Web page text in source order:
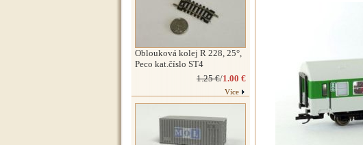
Oblouková kolej R 228, 25°,
Peco kat.číslo ST4
1.25 €/1.00 €
Více